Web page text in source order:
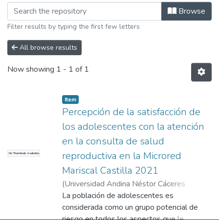
Browsing Salud Familiar y Browse
Filter results by typing the first few letters
All browse results
Now showing 1 - 1 of 1
No Thumbnail Available
Item
Percepción de la satisfacción de
los adolescentes con la atención
en la consulta de salud
reproductiva en la Microred
Mariscal Castilla 2021
(Universidad Andina Néstor Cáceres
Velásquez,2023)Linares Linares, Katiusca
María
La población de adolescentes es
considerada como un grupo potencial de